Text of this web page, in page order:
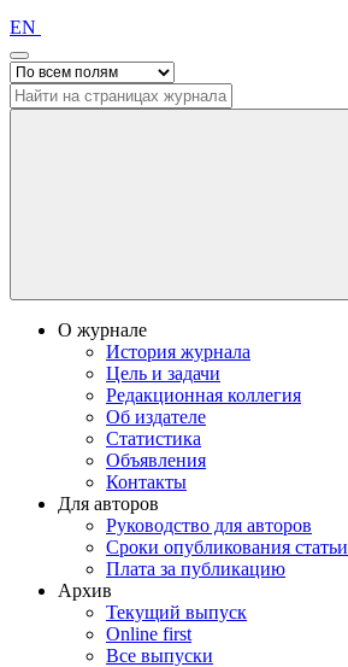
EN
О журнале
История журнала
Цель и задачи
Редакционная коллегия
Об издателе
Статистика
Объявления
Контакты
Для авторов
Руководство для авторов
Сроки опубликования статьи
Плата за публикацию
Архив
Текущий выпуск
Online first
Все выпуски